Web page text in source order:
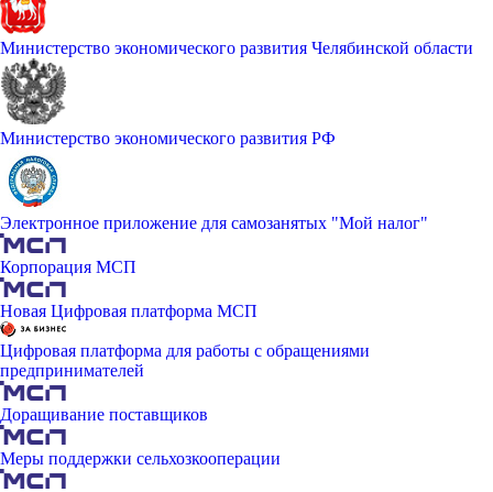
Министерство экономического развития Челябинской области
Министерство экономического развития РФ
Электронное приложение для самозанятых "Мой налог"
Корпорация МСП
Новая Цифровая платформа МСП
Цифровая платформа для работы с обращениями
предпринимателей
Доращивание поставщиков
Меры поддержки сельхозкооперации